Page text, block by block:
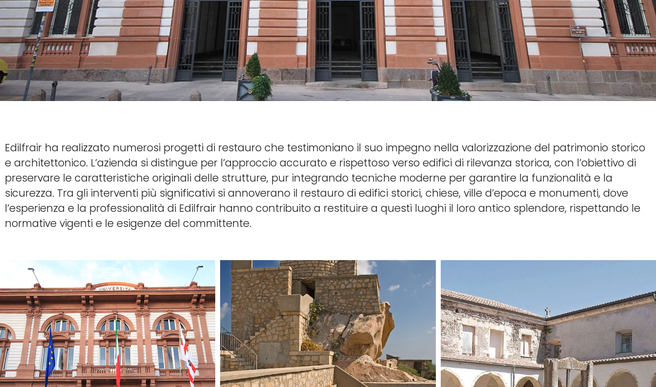
Edilfrair ha realizzato numerosi progetti di restauro che testimoniano il suo impegno nella valorizzazione del patrimonio storico
e architettonico. L’azienda si distingue per l’approccio accurato e rispettoso verso edifici di rilevanza storica, con l’obiettivo di
preservare le caratteristiche originali delle strutture, pur integrando tecniche moderne per garantire la funzionalità e la
sicurezza. Tra gli interventi più significativi si annoverano il restauro di edifici storici, chiese, ville d’epoca e monumenti, dove
l’esperienza e la professionalità di Edilfrair hanno contribuito a restituire a questi luoghi il loro antico splendore, rispettando le
normative vigenti e le esigenze del committente.